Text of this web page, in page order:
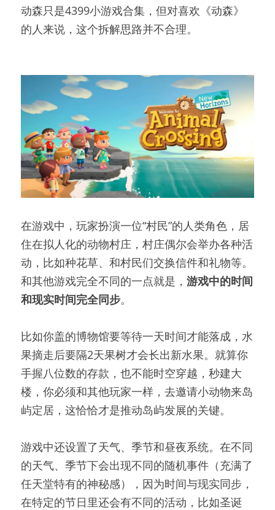
动森只是4399小游戏合集，但对喜欢《动森》
的人来说，这个拆解思路并不合理。
在游戏中，玩家扮演一位“村民”的人类角色，居
住在拟人化的动物村庄，村庄偶尔会举办各种活
动，比如种花草、和村民们交换信件和礼物等。
和其他游戏完全不同的一点就是， 游戏中的时间
和现实时间完全同步。
比如你盖的博物馆要等待一天时间才能落成，水
果摘走后要隔2天果树才会长出新水果。就算你
手握八位数的存款，也不能时空穿越，秒建大
楼，你必须和其他玩家一样，去邀请小动物来岛
屿定居，这恰恰才是推动岛屿发展的关键。
游戏中还设置了天气、季节和昼夜系统。在不同
的天气、季节下会出现不同的随机事件（充满了
任天堂特有的神秘感），因为时间与现实同步，
在特定的节日里还会有不同的活动，比如圣诞